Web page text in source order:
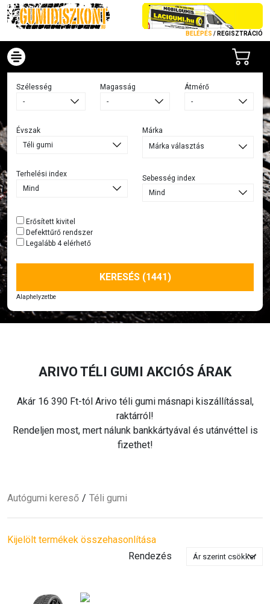
BELÉPÉS / REGISZTRÁCIÓ
Szélesség Magasság Átmérő
Évszak
Terhelési index
Márka
Márka választás
Sebesség index
Erősített kivitel
Defekttűrő rendszer
Legalább 4 elérhető
KERESÉS (1441)
Alaphelyzetbe
ARIVO TÉLI GUMI AKCIÓS ÁRAK
Akár 16 390 Ft-tól Arivo téli gumi másnapi kiszállítással,
raktárról!
Rendeljen most, mert nálunk bankkártyával és utánvéttel is
fizethet!
Autógumi kereső Téli gumi
Kijelölt termékek összehasonlítása
Rendezés